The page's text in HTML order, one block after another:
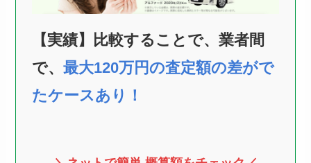
【実績】比較することで、業者間
で、 最大120万円の査定額の差がで
たケースあり！